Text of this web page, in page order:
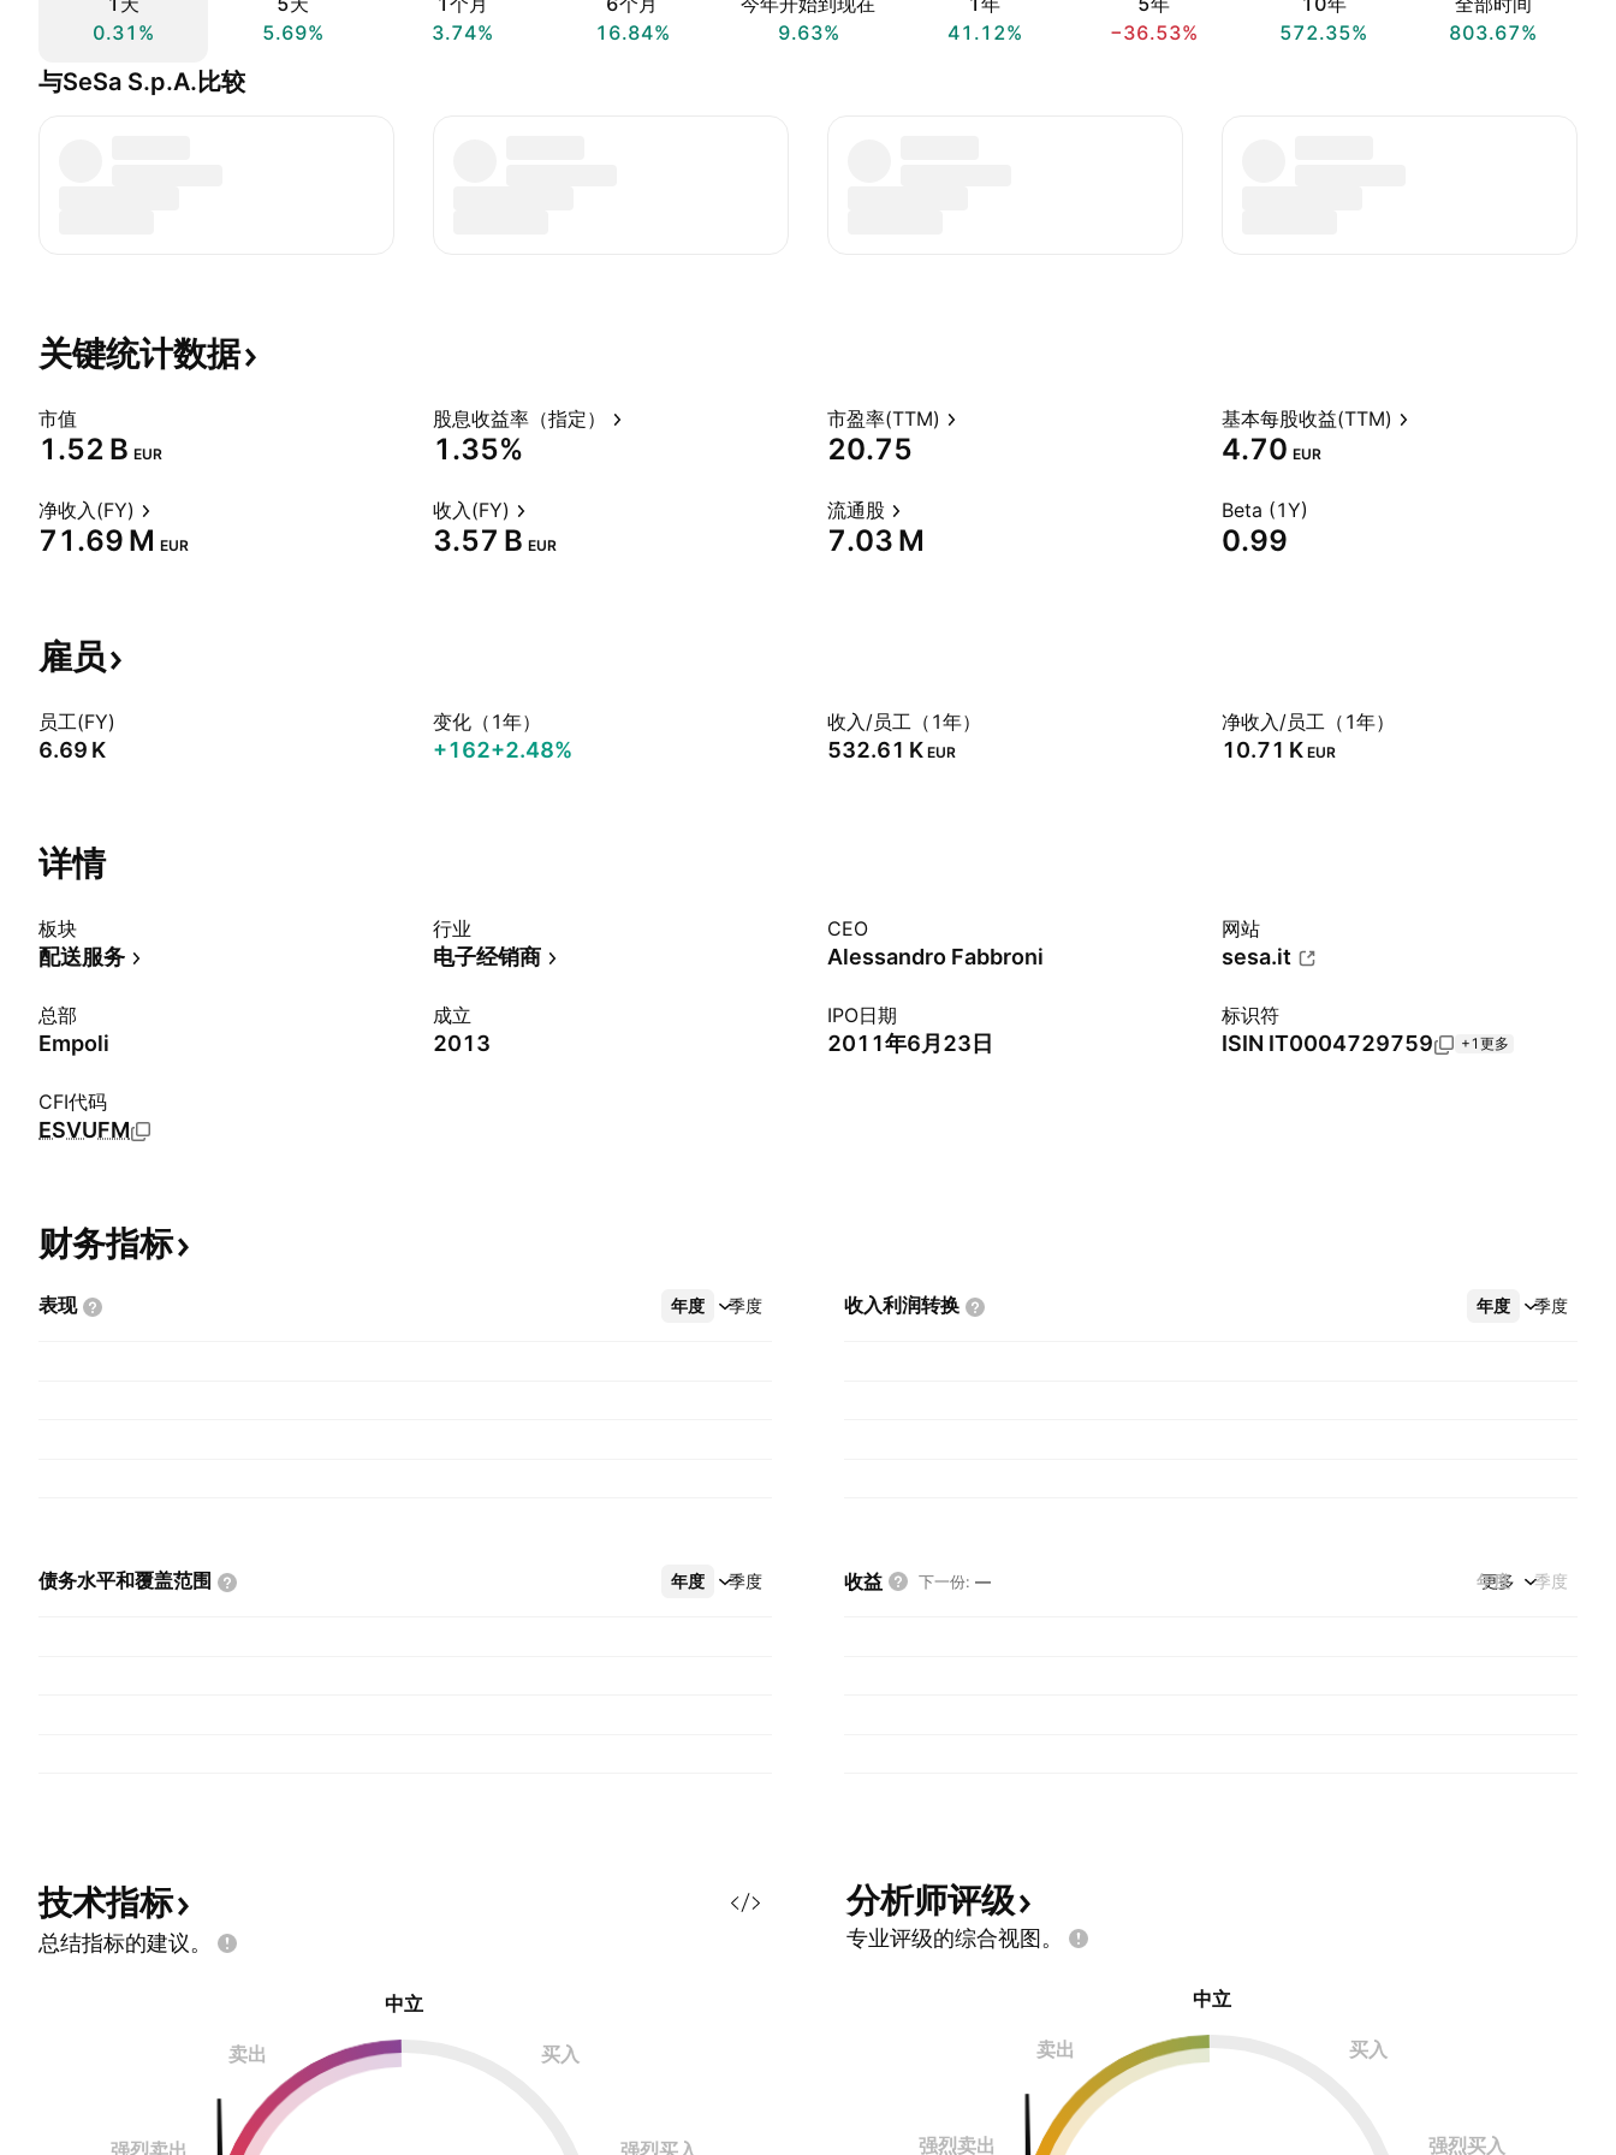
0.31%
5.69%
3.74%
16.84%
9.63%
41.12%
−36.53%
572.35%
803.67%
与SeSa S.p.A.比较
关键统计数据
市值
‪1.52 B‬ EUR
股息收益率（指定）
1.35%
市盈率(TTM)
20.75
基本每股收益(TTM)
4.70 EUR
净收入(FY)
‪71.69 M‬ EUR
收入(FY)
‪3.57 B‬ EUR
流通股
‪7.03 M‬
Beta (1Y)
0.99
雇员
员工(FY)
‪6.69 K‬
变化（1年）
+162+2.48%
收入/员工（1年）
‪532.61 K‬ EUR
净收入/员工（1年）
‪10.71 K‬ EUR
详情
板块
配送服务
行业
电子经销商
CEO
Alessandro Fabbroni
网站
sesa.it
总部
Empoli
成立
2013
IPO日期
2011年6月23日
标识符
ISIN IT0004729759 +1更多
CFI代码
ESVUFM
财务指标
表现 年度 季度
更多 收入利润转换 年度 季度
更多
债务水平和覆盖范围 年度 季度
更多 收益 下一份: — 年度 季度
更多
技术指标
总结指标的建议。
中立
卖出 买入
强烈卖出 强烈买入
分析师评级
专业评级的综合视图。
中立
卖出 买入
强烈卖出 强烈买入